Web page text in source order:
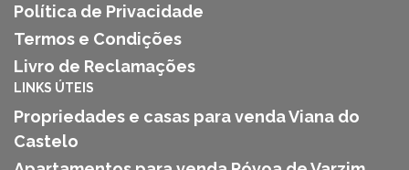
Política de Privacidade
Termos e Condições
Livro de Reclamações
LINKS ÚTEIS
Propriedades e casas para venda Viana do
Castelo